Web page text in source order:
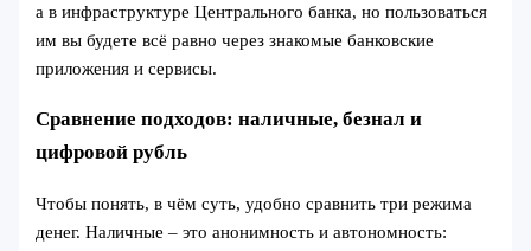
а в инфраструктуре Центрального банка, но пользоваться
им вы будете всё равно через знакомые банковские
приложения и сервисы.
Сравнение подходов: наличные, безнал и
цифровой рубль
Чтобы понять, в чём суть, удобно сравнить три режима
денег. Наличные – это анонимность и автономность: